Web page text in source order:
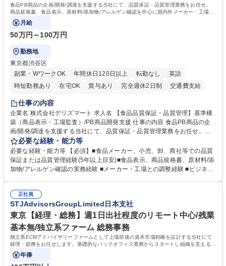
食品PB商品の企画/開発/調達を支援する当社にて、品質保証・品質管理業務をお任せ。
商品規格書、食品表示、原材料/添加物/アレルゲン確認を中心に国内外メーカー・工場の
品質基準整備から発売後対応まで担います。
月給
50万円～100万円
勤務地
東京都渋谷区
副業・WワークOK
年間休日120日以上 転勤なし
英語
時短勤務あり
在宅OK 賞与あり 完全週休2日制
交通費支給
駅近5分以内
仕事の内容
企業名 株式会社デリズマート 求人名 【食品品質保証・品質管理】基準構
築（商品表示・工場監査）/PB商品開発支援 仕事の内容 食品PB商品の企
画/開発/調達を支援する当社にて、品質保証・品質管理業務をお任せ。商
品規格書、食品表示、原材料/添加物/アレルゲン確認を中心に国内外メー
カー・工場の品質基準整備から発売後対応まで担います。 【詳細】 ■商品
規格書、一括表示、栄養成分、原材料・添加物・アレルゲンの確認 ■メー
カーへの修正指示・承認管理 ■国内外工場の監査、製造立会い、改善指導
企業への品質報告・問い合わせ対応 ■商品開発、物流、営業との連携 ※業
務内容の変更の範囲：当社業務全般 募集職種 【食品品質保証・品質管
理】基準構築（商品表示・工場監査）/PB商品開発支援
必要な経験・能力等
必要な経験・能力等 【必須】■食品メーカー、小売、卸、商社等での品質
保証または品質管理経験(5年以上目安)■食品表示、商品規格書、原材料/添
加物/アレルゲン確認の実務経験 ■メーカー・工場との調整経験 ■ビジネス
FS規格の内部監査員研修修了 ■TOEIC700点以上の英語力やビジネス上で
中国語での商談が可能な方 学歴・資格 学歴：大学院 大学 語学力： 資格：
正社員
STJAdvisorsGroupLimited日本支社
東京【経理・総務】週1日出社程度のリモート中心/残業
基本無/独立系ファーム 総務事務
独立系ECMアドバイザリーファームとして上場前後の資本市場戦略を設計する当社にて
経理・総務をお任せします。基礎的なバックオフィス業務からスタートし組織を支える専
任担当として広く活躍できる環境です。
年俸